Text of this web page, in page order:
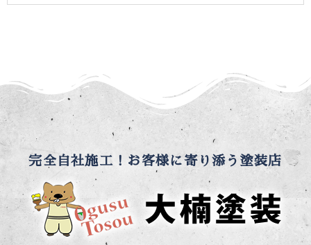
完全自社施工！お客様に寄り添う塗装店